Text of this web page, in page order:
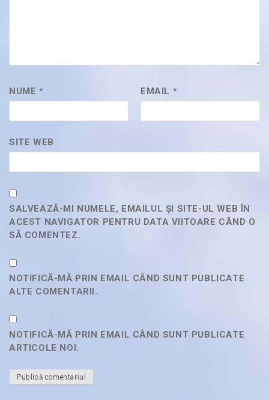
NUME * EMAIL *
SITE WEB
SALVEAZĂ-MI NUMELE, EMAILUL ȘI SITE-UL WEB ÎN
ACEST NAVIGATOR PENTRU DATA VIITOARE CÂND O
SĂ COMENTEZ.
NOTIFICĂ-MĂ PRIN EMAIL CÂND SUNT PUBLICATE
ALTE COMENTARII.
NOTIFICĂ-MĂ PRIN EMAIL CÂND SUNT PUBLICATE
ARTICOLE NOI.